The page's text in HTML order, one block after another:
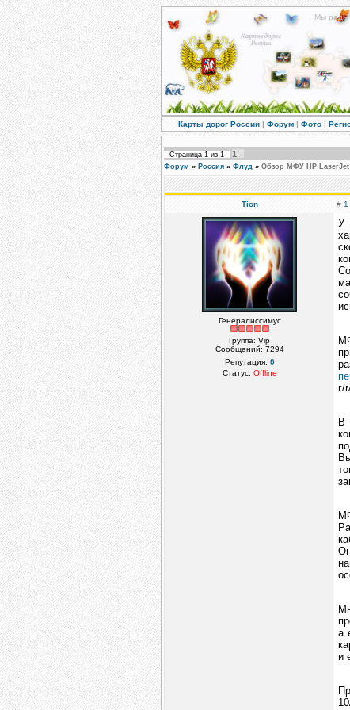
Мы рады
Карты дорог России | Форум | Фото |
Страница 1 из 1 1
Форум » Россия » Флуд » Обзор МФУ HP LaserJet
Tion # 1
Генералиссимус
Группа: Vip
Сообщений: 7294
Репутация: 0
Статус: Offline
У
г/
В
а
и